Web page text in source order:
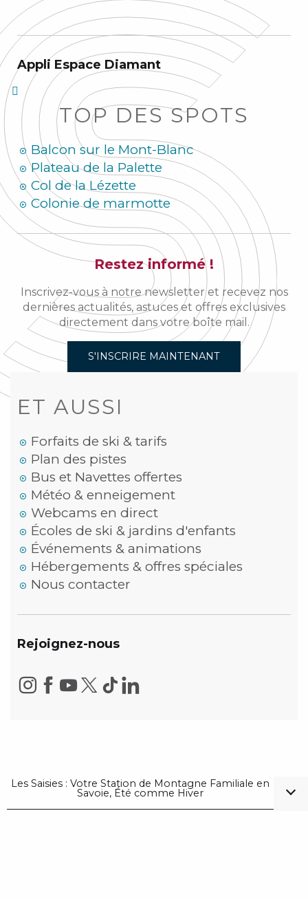
Appli Espace Diamant
TOP DES SPOTS
Balcon sur le Mont-Blanc
Plateau de la Palette
Col de la Lézette
Colonie de marmotte
Restez informé !
Inscrivez-vous à notre newsletter et recevez nos
dernières actualités, astuces et offres exclusives
directement dans votre boîte mail.
S'INSCRIRE MAINTENANT
ET AUSSI
Forfaits de ski & tarifs
Plan des pistes
Bus et Navettes offertes
Météo & enneigement
Webcams en direct
Écoles de ski & jardins d'enfants
Événements & animations
Hébergements & offres spéciales
Nous contacter
Rejoignez-nous
Les Saisies : Votre Station de Montagne Familiale en
Savoie, Été comme Hiver